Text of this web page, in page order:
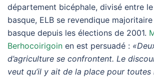
département bicéphale, divisé entre
basque, ELB se revendique
basque depuis les élections de 2001.
Berhocoirigoin en est persuadé :
d’agriculture se confrontent. Le
veut qu’il y ait de la place pour toutes